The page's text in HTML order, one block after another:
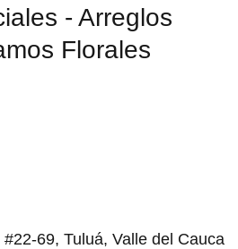
- Arreglos
Florales
#22-69, Tuluá, Valle del Cauca